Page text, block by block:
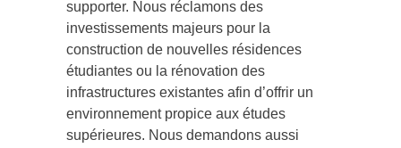
supporter. Nous réclamons des
investissements majeurs pour la
construction de nouvelles résidences
étudiantes ou la rénovation des
infrastructures existantes afin d’offrir un
environnement propice aux études
supérieures. Nous demandons aussi